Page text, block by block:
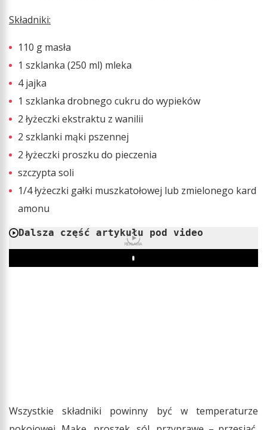
Składniki:
110 g masła
1 szklanka (250 ml) mleka
4 jajka
1 szklanka drobnego cukru do wypieków
2 łyżeczki ekstraktu z wanilii
2 szklanki mąki pszennej
2 łyżeczki proszku do pieczenia
szczypta soli
1/4 łyżeczki gałki muszkatołowej lub zmielonego kard
amonu
Dalsza część artykułu pod video
REKLAMA
Play
Wszystkie składniki powinny być w temperaturze